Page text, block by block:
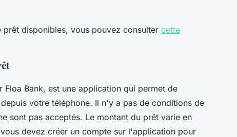
disponibles, vous pouvez consulter cette
Floa Bank, est une application qui permet de
votre téléphone. Il n'y a pas de conditions de
sont pas acceptés. Le montant du prêt varie en
devez créer un compte sur l'application pour